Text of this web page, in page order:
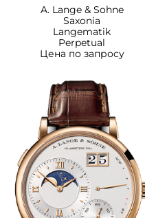
A. Lange & Sohne
Saxonia
Langematik
Perpetual
Цена по запросу